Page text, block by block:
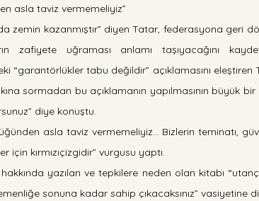
asla taviz vermemeliyiz”
zemin kazanmıştır” diyen Tatar, federasyona geri
zafiyete uğraması anlamı taşıyacağını
“garantörlükler tabu değildir” açıklamasını eleştiren
sormadan bu açıklamanın yapılmasının büyük
diye konuştu.
asla taviz vermemeliyiz… Bizlerin teminatı,
için kırmızıçizgidir” vurgusu yaptı.
yazılan ve tepkilere neden olan kitabı
sonuna kadar sahip çıkacaksınız” vasiyetine